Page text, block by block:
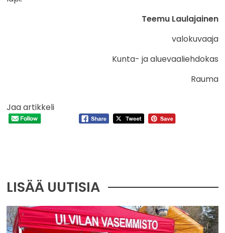
Teemu Laulajainen
valokuvaaja
Kunta- ja aluevaaliehdokas
Rauma
Jaa artikkeli
LISÄÄ UUTISIA